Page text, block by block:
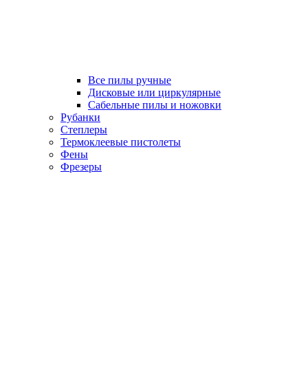
Все пилы ручные
Дисковые или циркулярные
Сабельные пилы и ножовки
Рубанки
Степлеры
Термоклеевые пистолеты
Фены
Фрезеры